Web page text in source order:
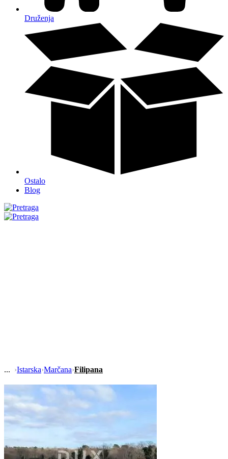
Druženja
Ostalo
Blog
›Istarska›Marčana›Filipana